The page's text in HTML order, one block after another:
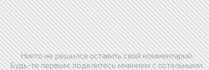
Никто не решился оставить свой комментарий.
Будь-те первым, поделитесь мнением с остальными.